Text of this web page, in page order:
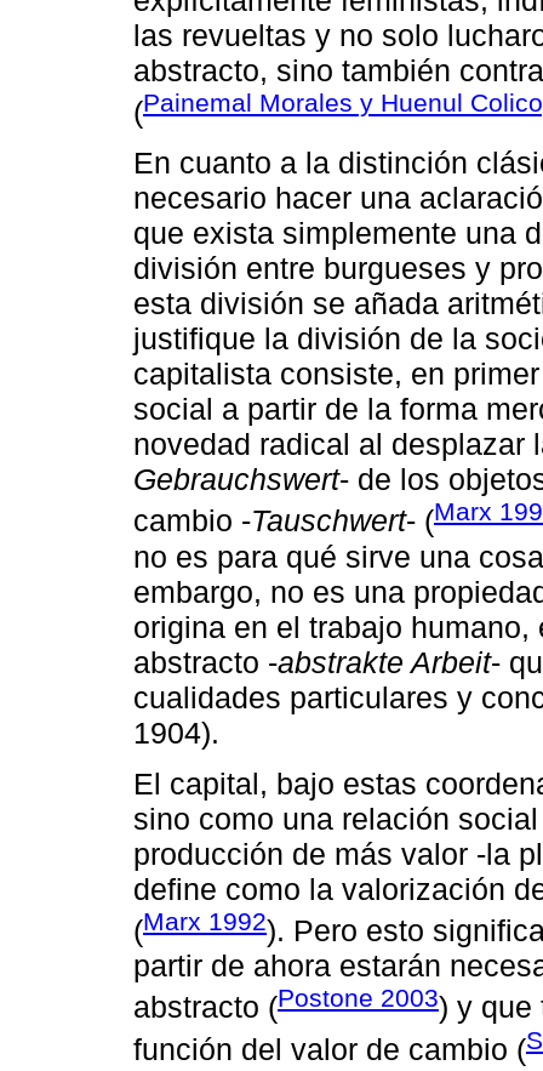
las revueltas y no solo
abstracto, sino también
(Painemal Morales y Huenul
En cuanto a la distinción
necesario hacer una
que exista simplemente una
división entre burgueses y
esta división se añada
justifique la división de la
capitalista consiste, en
social a partir de la forma
novedad radical al desplazar
Gebrauchswert- de los
cambio -Tauschwert- (Marx
no es para qué sirve una
embargo, no es una
origina en el trabajo
abstracto -abstrakte Arbeit-
cualidades particulares y
1904).
El capital, bajo estas
sino como una relación
producción de más valor -la
define como la valorización
(Marx 1992). Pero esto
partir de ahora estarán
abstracto (Postone 2003) y que
función del valor de cambio (